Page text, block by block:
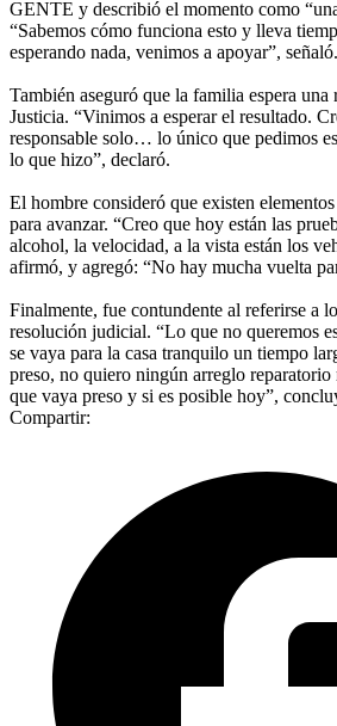
GENTE y describió el momento como
“Sabemos cómo funciona esto y lleva
esperando nada, venimos a apoyar”, señaló.
También aseguró que la familia espera una
Justicia. “Vinimos a esperar el resultado.
responsable solo… lo único que pedimos
lo que hizo”, declaró.
El hombre consideró que existen
para avanzar. “Creo que hoy están las
alcohol, la velocidad, a la vista están los
afirmó, y agregó: “No hay mucha vuelta
Finalmente, fue contundente al referirse a
resolución judicial. “Lo que no queremos
se vaya para la casa tranquilo un tiempo
preso, no quiero ningún arreglo
que vaya preso y si es posible hoy”,
Compartir: